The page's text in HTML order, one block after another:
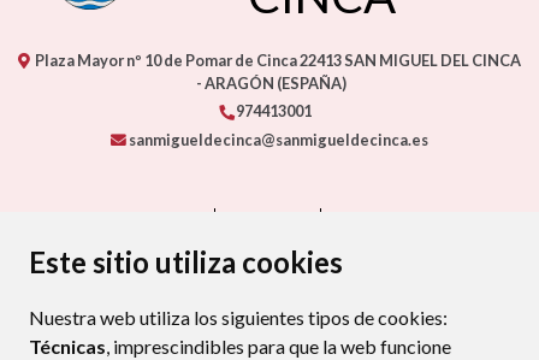
Este sitio utiliza cookies
Nuestra web utiliza los siguientes tipos de cookies:
Técnicas, imprescindibles para que la web funcione
Plaza Mayor nº 10 de Pomar de Cinca22413SAN MIGUEL DEL CINCA
- ARAGÓN (ESPAÑA)
974413001
sanmigueldecinca@sanmigueldecinca.es
PROTECCIÓN DE DATOS
POLÍTICA DE COOKIES